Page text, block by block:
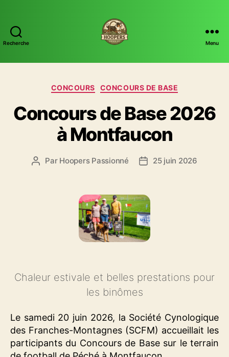
Recherche Menu
Catégories
CONCOURS CONCOURS DE BASE
Concours de Base 2026
à Montfaucon
Auteur
Par Hoopers Passionné
Date25 juin 2026
Chaleur estivale et belles prestations pour
les binômes
Le samedi 20 juin 2026, la Société Cynologique
des Franches-Montagnes (SCFM) accueillait les
participants du Concours de Base sur le terrain